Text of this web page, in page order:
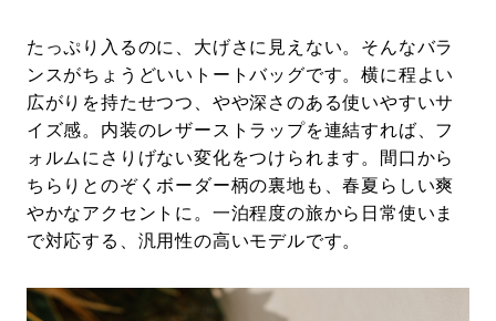
たっぷり入るのに、大げさに見えない。そんなバラ
ンスがちょうどいいトートバッグです。横に程よい
広がりを持たせつつ、やや深さのある使いやすいサ
イズ感。内装のレザーストラップを連結すれば、フ
ォルムにさりげない変化をつけられます。間口から
ちらりとのぞくボーダー柄の裏地も、春夏らしい爽
やかなアクセントに。一泊程度の旅から日常使いま
で対応する、汎用性の高いモデルです。